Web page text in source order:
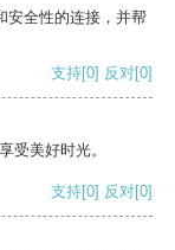
安全性的连接，并帮
支持[0] 反对[0]
受美好时光。
支持[0] 反对[0]